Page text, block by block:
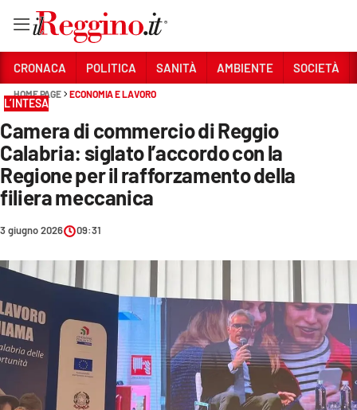
Sezioni
CRONACA
POLITICA
SANITÀ
AMBIENTE
SOCIETÀ
CULTURA
ECONOMIA E LAVORO
EVENTI
CRONACA POLITICA SANITÀ AMBIENTE SOCIETÀ
HOME PAGE ECONOMIA E LAVORO
L’INTESA
Camera di commercio di Reggio
Calabria: siglato l’accordo con la
Regione per il rafforzamento della
filiera meccanica
3 giugno 2026 09:31